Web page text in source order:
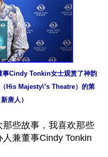
事Cindy Tonkin女士观赏了神韵
His Majesty\’s Theatre）的第
唐人）
那些故事，我喜欢那些
兼董事Cindy Tonkin